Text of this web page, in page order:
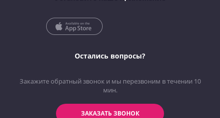
Остались вопросы?
Закажите обратный звонок и мы перезвоним в течении 10
мин.
ЗАКАЗАТЬ ЗВОНОК